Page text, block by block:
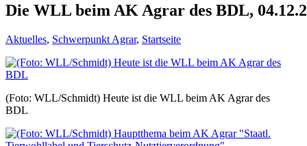
Die WLL beim AK Agrar des BDL,
Aktuelles, Schwerpunkt Agrar, Startseite
(Foto: WLL/Schmidt) Heute ist die WLL beim AK Agrar des
BDL